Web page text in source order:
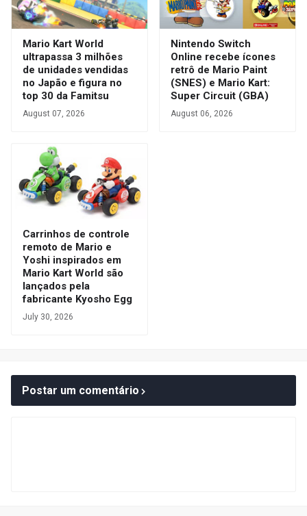
Mario Kart World
ultrapassa 3 milhões
de unidades vendidas
no Japão e figura no
top 30 da Famitsu
August 07, 2026
Nintendo Switch
Online recebe ícones
retrô de Mario Paint
(SNES) e Mario Kart:
Super Circuit (GBA)
August 06, 2026
Carrinhos de controle
remoto de Mario e
Yoshi inspirados em
Mario Kart World são
lançados pela
fabricante Kyosho Egg
July 30, 2026
Postar um comentário